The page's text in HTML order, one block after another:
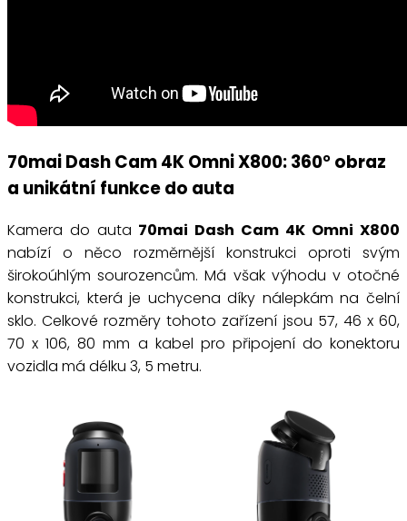
70mai Dash Cam 4K Omni X800: 360° obraz
a unikátní funkce do auta
Kamera do auta 70mai Dash Cam 4K Omni X800
nabízí o něco rozměrnější konstrukci oproti svým
širokoúhlým sourozencům. Má však výhodu v otočné
konstrukci, která je uchycena díky nálepkám na čelní
sklo. Celkové rozměry tohoto zařízení jsou 57, 46 x 60,
70 x 106, 80 mm a kabel pro připojení do konektoru
vozidla má délku 3, 5 metru.